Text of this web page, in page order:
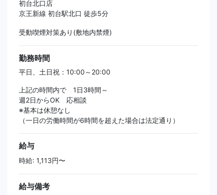
初台北口店
京王新線 初台駅北口 徒歩5分
受動喫煙対策あり(敷地内禁煙)
勤務時間
平日、土日祝：10:00～20:00
上記の時間内で 1日3時間～
週2日からOK 応相談
※基本は休憩なし
（一日の労働時間が6時間を超えた場合は法定通り）
給与
時給: 1,113円〜
給与備考